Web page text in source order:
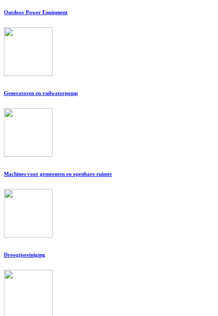
Outdoor Power Equipment
Generatoren en vuilwaterpomp
Machines voor gemeenten en openbare ruimte
Droogijsreiniging